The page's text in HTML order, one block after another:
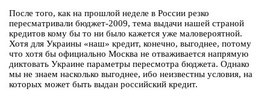
После того, как на прошлой неделе в России резко
пересматривали бюджет-2009, тема выдачи нашей страной
кредитов кому бы то ни было кажется уже маловероятной.
Хотя для Украины «наш» кредит, конечно, выгоднее, потому
что хотя бы официально Москва не отваживается напрямую
диктовать Украине параметры пересмотра бюджета. Однако
мы не знаем насколько выгоднее, ибо неизвестны условия, на
которых может быть выдан российский кредит.